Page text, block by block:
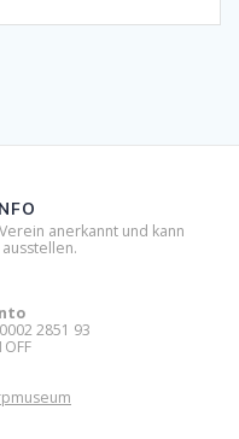
anerkannt und kann
2851 93